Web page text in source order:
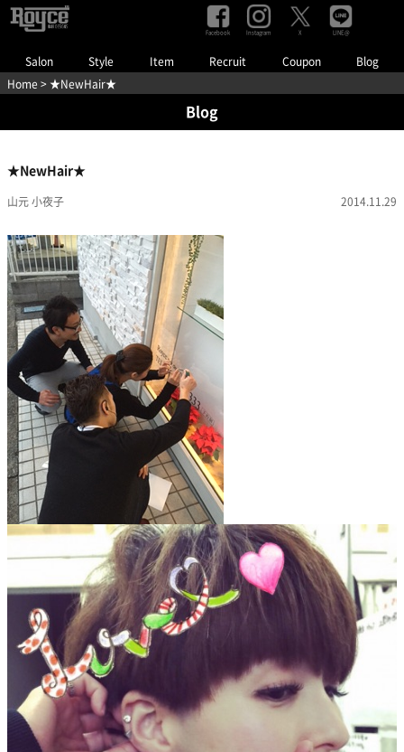
Salon Style Item Recruit Coupon Blog
Facebook Instagram X LINE@
Home > ★NewHair★
Blog
★NewHair★
山元 小夜子 2014.11.29